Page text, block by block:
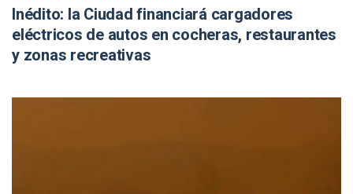
Inédito: la Ciudad financiará cargadores
eléctricos de autos en cocheras, restaurantes
y zonas recreativas